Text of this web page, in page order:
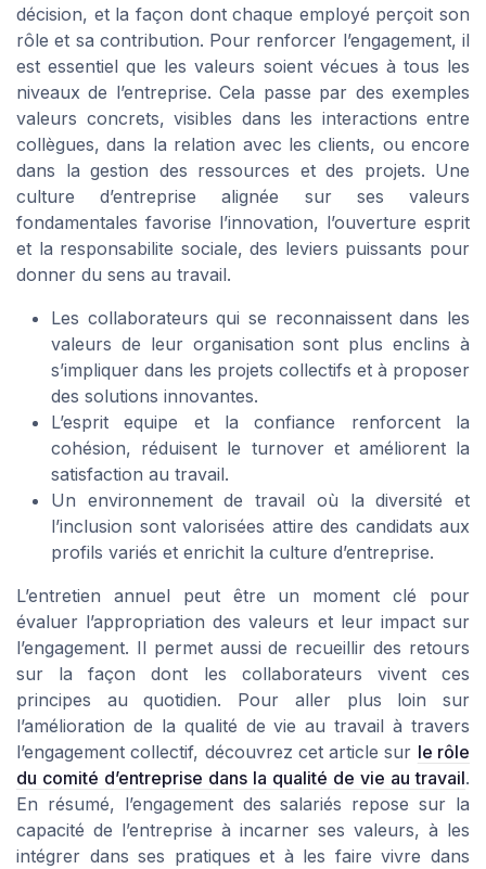
décision, et la façon dont chaque employé perçoit son
rôle et sa contribution. Pour renforcer l’engagement, il
est essentiel que les valeurs soient vécues à tous les
niveaux de l’entreprise. Cela passe par des exemples
valeurs concrets, visibles dans les interactions entre
collègues, dans la relation avec les clients, ou encore
dans la gestion des ressources et des projets. Une
culture d’entreprise alignée sur ses valeurs
fondamentales favorise l’innovation, l’ouverture esprit
et la responsabilite sociale, des leviers puissants pour
donner du sens au travail.
Les collaborateurs qui se reconnaissent dans les
valeurs de leur organisation sont plus enclins à
s’impliquer dans les projets collectifs et à proposer
des solutions innovantes.
L’esprit equipe et la confiance renforcent la
cohésion, réduisent le turnover et améliorent la
satisfaction au travail.
Un environnement de travail où la diversité et
l’inclusion sont valorisées attire des candidats aux
profils variés et enrichit la culture d’entreprise.
L’entretien annuel peut être un moment clé pour
évaluer l’appropriation des valeurs et leur impact sur
l’engagement. Il permet aussi de recueillir des retours
sur la façon dont les collaborateurs vivent ces
principes au quotidien. Pour aller plus loin sur
l’amélioration de la qualité de vie au travail à travers
l’engagement collectif, découvrez cet article sur le rôle
du comité d’entreprise dans la qualité de vie au travail.
En résumé, l’engagement des salariés repose sur la
capacité de l’entreprise à incarner ses valeurs, à les
intégrer dans ses pratiques et à les faire vivre dans